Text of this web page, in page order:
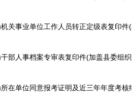
事业单位工作人员转正定级表复印件(
人事档案专审表复印件(加盖县委组织
单位同意报考证明及近三年年度考核